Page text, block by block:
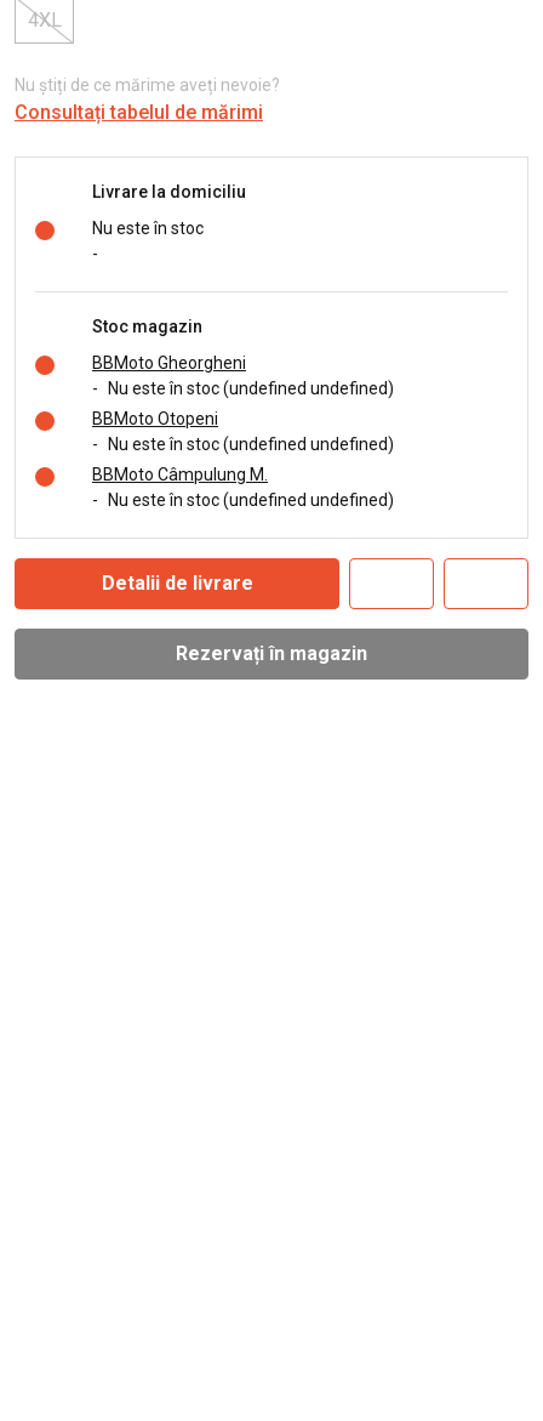
4XL
Nu știți de ce mărime aveți nevoie?
Consultați tabelul de mărimi
Livrare la domiciliu
Nu este în stoc
-
Stoc magazin
BBMoto Gheorgheni
-
Nu este în stoc (undefined undefined)
BBMoto Otopeni
-
Nu este în stoc (undefined undefined)
BBMoto Câmpulung M.
-
Nu este în stoc (undefined undefined)
Detalii de livrare
Rezervați în magazin